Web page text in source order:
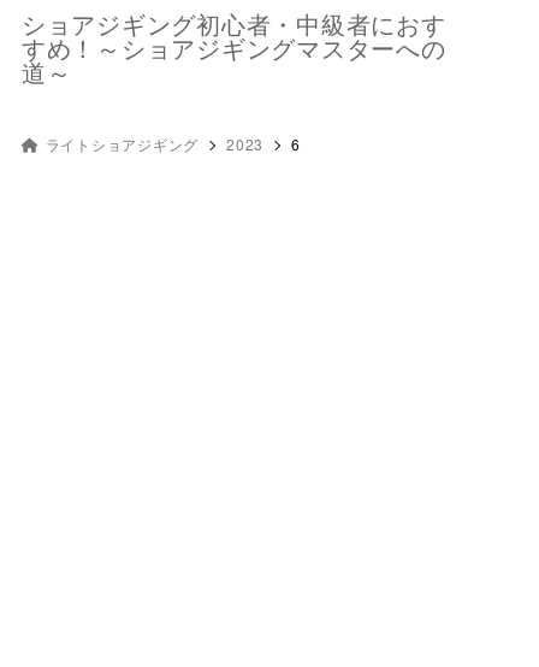
ショアジギング初心者・中級者におす
すめ！～ショアジギングマスターへの
道～
ライトショアジギング 2023 6